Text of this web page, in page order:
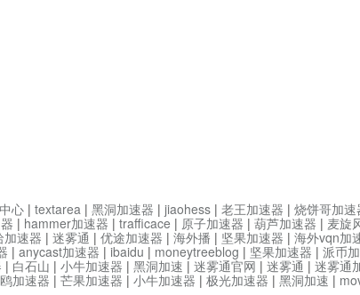
心 | textarea | 黑洞加速器 | jiaohess | 老王加速器 | 烧饼哥加速
| hammer加速器 | trafficace | 原子加速器 | 葫芦加速器 | 麦旋
加速器 | 迷雾通 | 优途加速器 | 海外播 | 坚果加速器 | 海外vqn加
| anycast加速器 | ibaidu | moneytreeblog | 坚果加速器 | 派币
| 白石山 | 小牛加速器 | 黑洞加速 | 迷雾通官网 | 迷雾通 | 迷雾通
加速器 | 芒果加速器 | 小牛加速器 | 极光加速器 | 黑洞加速 |